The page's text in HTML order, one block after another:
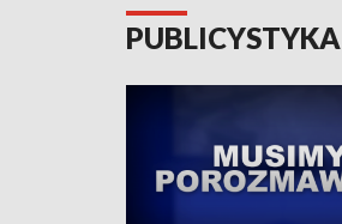
PUBLICYSTYKA